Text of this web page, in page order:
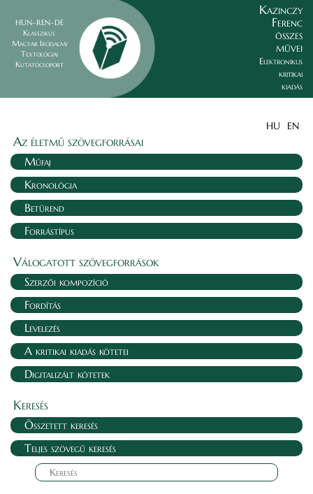
HUN–REN–DE
Klasszikus
Magyar Irodalmi
Textológiai
Kutatócsoport
Kazinczy
Ferenc
összes
művei
Elektronikus
kritikai
kiadás
HU EN
Az életmű szövegforrásai
Műfaj
Kronológia
Betűrend
Forrástípus
Válogatott szövegforrások
Szerzői kompozíció
Fordítás
Levelezés
A kritikai kiadás kötetei
Digitalizált kötetek
Keresés
Összetett keresés
Teljes szövegű keresés